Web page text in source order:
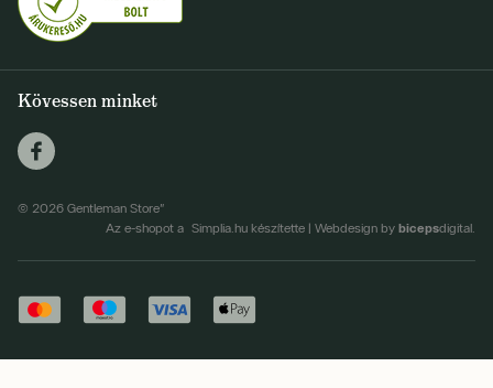
Kövessen minket
© 2026 Gentleman Store"
Az e-shopot a Simplia.hu készítette | Webdesign by bicepsdigital.